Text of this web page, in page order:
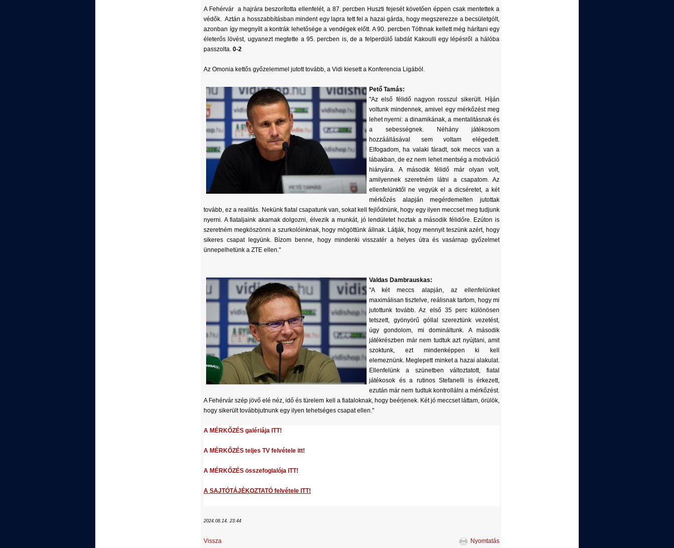
A Fehérvár a hajrára beszorította ellenfelét, a 87. percben Huszti fejesét követően éppen csak mentettek a
védők. Aztán a hosszabbításban mindent egy lapra tett fel a hazai gárda, hogy megszerezze a becsületgólt,
azonban így megnyílt a kontrák lehetősége a vendégek előtt. A 90. percben Tóthnak kellett még hárítani egy
életerős lövést, ugyanezt megtette a 95. percben is, de a felperdülő labdát Kakoulli egy lépésről a hálóba
passzolta. 0-2
Az Omonia kettős győzelemmel jutott tovább, a Vidi kiesett a Konferencia Ligából.
Pető Tamás:
"Az első félidő nagyon rosszul sikerült. Híján
voltunk mindennek, amivel egy mérkőzést meg
lehet nyerni: a dinamikának, a mentalitásnak és
a sebességnek. Néhány játékosom
hozzáállásával sem voltam elégedett.
Elfogadom, ha valaki fáradt, sok meccs van a
lábakban, de ez nem lehet mentség a motiváció
hiányára. A második félidő már olyan volt,
amilyennek szeretném látni a csapatom. Az
ellenfelünktől ne vegyük el a dicséretet, a két
mérkőzés alapján megérdemelten jutottak
tovább, ez a realitás. Nekünk fiatal csapatunk van, sokat kell fejlődnünk, hogy egy ilyen meccset meg tudjunk
nyerni. A fiataljaink akarnak dolgozni, élvezik a munkát, jó lendületet hoztak a második félidőre. Ezúton is
szeretném megköszönni a szurkolóinknak, hogy mögöttünk állnak. Látják, hogy mennyit teszünk azért, hogy
sikeres csapat legyünk. Bízom benne, hogy mindenki visszatér a helyes útra és vasárnap győzelmet
ünnepelhetünk a ZTE ellen."
Valdas Dambrauskas:
"A két meccs alapján, az ellenfelünket
maximálisan tisztelve, reálisnak tartom, hogy mi
jutottunk tovább. Az első 35 perc különösen
tetszett, gyönyörű góllal szereztünk vezetést,
úgy gondolom, mi domináltunk. A második
játékrészben már nem tudtuk azt nyújtani, amit
szoktunk, ezt mindenképpen ki kell
elemeznünk. Meglepett minket a hazai alakulat.
Ellenfelünk a szünetben változtatott, fiatal
játékosok és a rutinos Stefanelli is érkezett,
ezután már nem tudtuk kontrollálni a mérkőzést.
A Fehérvár szép jövő elé néz, idő és türelem kell a fiataloknak, hogy beérjenek. Két jó meccset láttam, örülök,
hogy sikerült továbbjutnunk egy ilyen tehetséges csapat ellen."
A MÉRKŐZÉS galériája ITT!
A MÉRKŐZÉS teljes TV felvétele itt!
A MÉRKŐZÉS összefoglalója ITT!
A SAJTÓTÁJÉKOZTATÓ felvétele ITT!
2024.08.14. 23:44
Vissza Nyomtatás